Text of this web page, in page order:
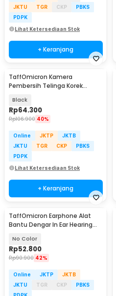
JKTU
TGR CKP
PBKS
PDPK
Lihat Ketersediaan Stok
+ Keranjang
TaffOmicron Kamera
Pembersih Telinga Korek
NE3
Black
Rp64.300
Rp106.900 40%
Online JKTP
JKTB
JKTU
TGR CKP
PBKS
PDPK
Lihat Ketersediaan Stok
+ Keranjang
TaffOmicron Earphone Alat
Bantu Dengar In Ear Hearing
No Color
Rp52.800
Rp90.900 42%
Online JKTP
JKTB
JKTU
TGR CKP
PBKS